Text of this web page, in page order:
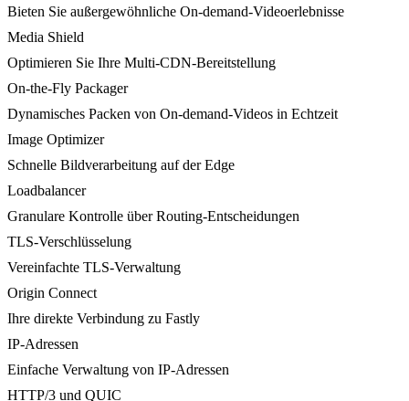
Bieten Sie außergewöhnliche On-demand-Videoerlebnisse
Media Shield
Optimieren Sie Ihre Multi-CDN-Bereitstellung
On-the-Fly Packager
Dynamisches Packen von On-demand-Videos in Echtzeit
Image Optimizer
Schnelle Bildverarbeitung auf der Edge
Loadbalancer
Granulare Kontrolle über Routing-Entscheidungen
TLS-Verschlüsselung
Vereinfachte TLS-Verwaltung
Origin Connect
Ihre direkte Verbindung zu Fastly
IP-Adressen
Einfache Verwaltung von IP-Adressen
HTTP/3 und QUIC